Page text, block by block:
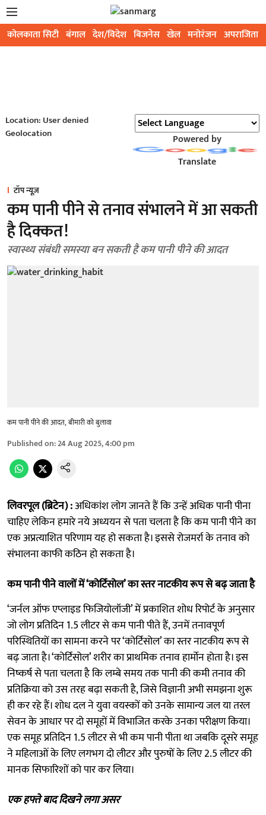
कोलकाता सिटी बंगाल देश/विदेश बिजनेस खेल मनोरंजन अपराजिता
Location: User denied
Geolocation
Powered by
Translate
टॉप न्यूज़
कम पानी पीने से तनाव संभालने में आ सकती
है दिक्कत!
स्वास्थ्य संबंधी समस्या बन सकती है कम पानी पीने की आदत
कम पानी पीने की आदत, बीमारी को बुलावा
Published on:24 Aug 2025, 4:00 pm
लिवरपूल (ब्रिटेन) :अधिकांश लोग जानते हैं कि उन्हें अधिक पानी पीना
चाहिए लेकिन हमारे नये अध्ययन से पता चलता है कि कम पानी पीने का
एक अप्रत्याशित परिणाम यह हो सकता है। इससे रोजमर्रा के तनाव को
संभालना काफी कठिन हो सकता है।
कम पानी पीने वालों में ‘कोर्टिसोल’ का स्तर नाटकीय रूप से बढ़ जाता है
‘जर्नल ऑफ एप्लाइड फिजियोलॉजी’ में प्रकाशित शोध रिपोर्ट के अनुसार
जो लोग प्रतिदिन 1.5 लीटर से कम पानी पीते हैं, उनमें तनावपूर्ण
परिस्थितियों का सामना करने पर ‘कोर्टिसोल’ का स्तर नाटकीय रूप से
बढ़ जाता है। ‘कोर्टिसोल’ शरीर का प्राथमिक तनाव हार्मोन होता है। इस
निष्कर्ष से पता चलता है कि लम्बे समय तक पानी की कमी तनाव की
प्रतिक्रिया को उस तरह बढ़ा सकती है, जिसे विज्ञानी अभी समझना शुरू
ही कर रहे हैं। शोध दल ने युवा वयस्कों को उनके सामान्य जल या तरल
सेवन के आधार पर दो समूहों में विभाजित करके उनका परीक्षण किया।
एक समूह प्रतिदिन 1.5 लीटर से भी कम पानी पीता था जबकि दूसरे समूह
ने महिलाओं के लिए लगभग दो लीटर और पुरुषों के लिए 2.5 लीटर की
मानक सिफारिशों को पार कर लिया।
एक हफ्ते बाद दिखने लगा असर